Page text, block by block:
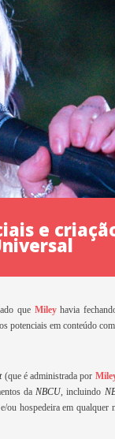
e
que Mileyhavia
potenciais em conteúdo
(que é administrada por
daNBCU, incluindo
ou hospedeira em qualquer